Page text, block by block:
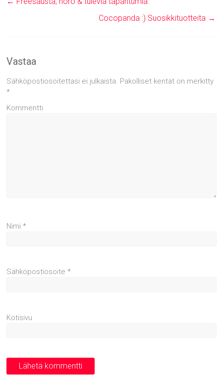
Cocopanda :) Suosikkituotteita →
Vastaa
Sähköpostiosoitettasi ei julkaista. Pakolliset kentät on merkitty
*
Kommentti
Nimi*
Sähköpostiosoite*
Kotisivu